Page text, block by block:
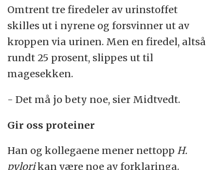
Omtrent tre firedeler av urinstoffet
skilles ut i nyrene og forsvinner ut av
kroppen via urinen. Men en firedel, altså
rundt 25 prosent, slippes ut til
magesekken.
- Det må jo bety noe, sier Midtvedt.
Gir oss proteiner
Han og kollegaene mener nettopp H.
pylorikan være noe av forklaringa.